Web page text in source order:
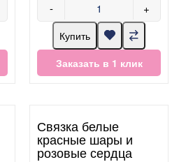
- +
Купить
Заказать в 1 клик
Связка белые
красные шары и
розовые сердца